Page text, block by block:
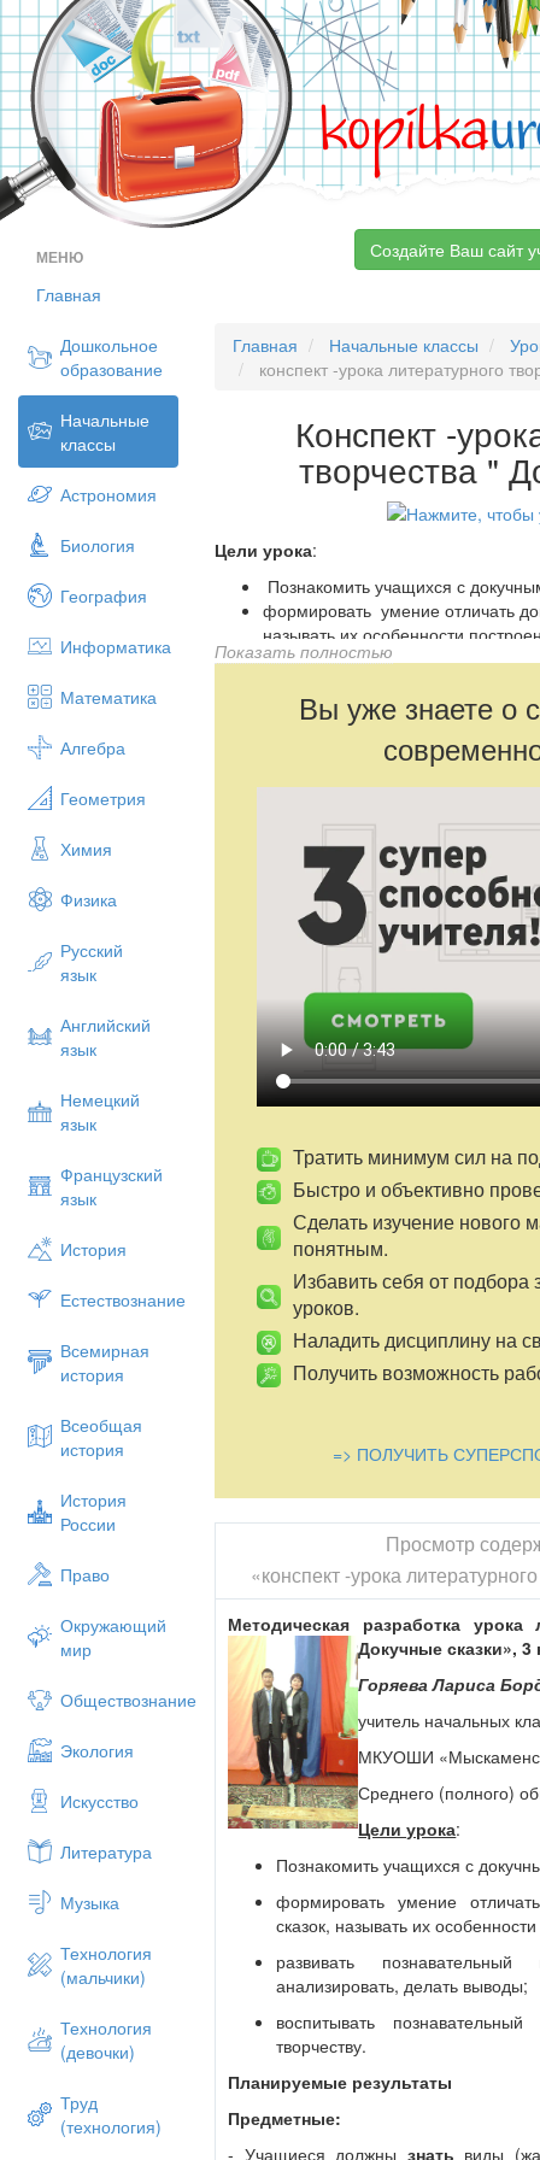
kopilka
МЕНЮ
Главная
Дошкольное
образование
Начальные
классы
Астрономия
Биология
География
Информатика
Математика
Алгебра
Геометрия
Химия
Физика
Русский
язык
Английский
язык
Немецкий
язык
Французский
язык
История
Естествознание
Всемирная
история
Всеобщая
история
История
России
Право
Окружающий
мир
Обществознание
Экология
Искусство
Литература
Музыка
Технология
(мальчики)
Технология
(девочки)
Труд
(технология)
Создайте Ваш сайт
Главная Начальные классы
конспект -урока литературного
Конспект -
творчества "
Цели урока:
Познакомить учащихся с
формировать умение отличать
называть их особенности
развивать познавательный
воспитывать познавательный
Планируемые результаты
сочинять сказку с опорой на их
русских народных песен.
Метапредметные:
Коммуникативные УУД
- доносить свою позицию до других:
высказывать
свою точку зрения и
- слушать других, пытаться принимать
изменить свою точку зрения;
Совместно с учителем обнаруживать
Рефлексивные умения:осмыслить
недостаточно имеющихся знаний.
Оценочные умения:сравнивать
задачей; оценивать свою
Познавательные УУД
Общеучебные действия:умение
форме по вопросам; извлекать
Тип урока:урок сообщения новых
Формы работы учащихся:
работа с учебником, словарём, работа
Учебник:Л.Ф. Климанова, В.Г.
М.В. Бойкина « Литературное чтение»
Необходимое техническое
языка» С.И. Ожегова, плакат «Жанры
компьютер, проектор, интерактивная
чтение»
Структура и ходурока
. Организационный момент.
. Проверка домашнего задания
. Физкультминутка
. Самоопределение к учебной
. Осмысление и закрепление
. Рефлексия учебной
. Оценивание
. Итог урока.
Показать полностью
Вы уже знаете о
Тратить минимум сил на
Быстро и объективно
Сделать изучение нового
понятным.
Избавить себя от подбора
уроков.
Наладить дисциплину на
Получить возможность
=> ПОЛУЧИТЬ
Просмотр
«конспект -урока
Методическая разработка
Докучные сказки», 3
Горяева Лариса
учитель начальных
МКУОШИ
Среднего (полного)
Цели урока:
Познакомить учащихся с
формировать умение
сказок, называть их
развивать
анализировать, делать выводы;
воспитывать
творчеству.
Планируемые результаты
Предметные:
- Учащиеся должны знать виды